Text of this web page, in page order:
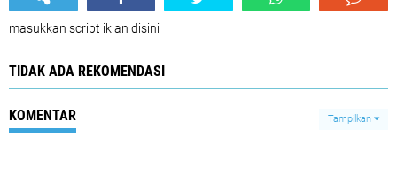
masukkan script iklan disini
TIDAK ADA REKOMENDASI
KOMENTAR Tampilkan